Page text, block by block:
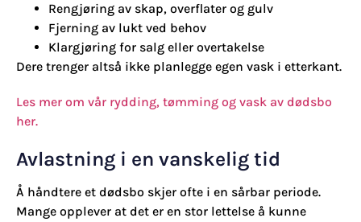
Rengjøring av skap, overflater og gulv
Fjerning av lukt ved behov
Klargjøring for salg eller overtakelse
Dere trenger altså ikke planlegge egen vask i etterkant.
Les mer om vår rydding, tømming og vask av dødsbo
her.
Avlastning i en vanskelig tid
Å håndtere et dødsbo skjer ofte i en sårbar periode.
Mange opplever at det er en stor lettelse å kunne